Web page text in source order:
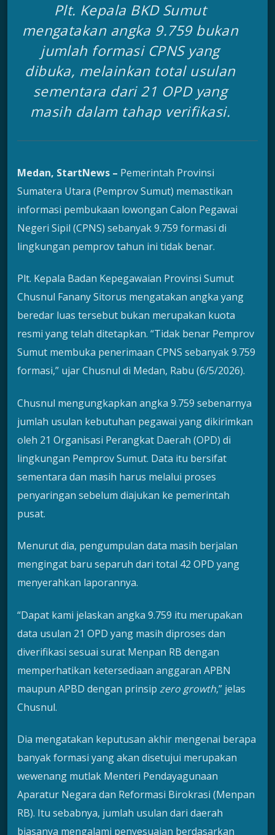
Plt. Kepala BKD Sumut
mengatakan angka 9.759 bukan
jumlah formasi CPNS yang
dibuka, melainkan total usulan
sementara dari 21 OPD yang
masih dalam tahap verifikasi.
Medan, StartNews – Pemerintah Provinsi
Sumatera Utara (Pemprov Sumut) memastikan
informasi pembukaan lowongan Calon Pegawai
Negeri Sipil (CPNS) sebanyak 9.759 formasi di
lingkungan pemprov tahun ini tidak benar.
Plt. Kepala Badan Kepegawaian Provinsi Sumut
Chusnul Fanany Sitorus mengatakan angka yang
beredar luas tersebut bukan merupakan kuota
resmi yang telah ditetapkan. “Tidak benar Pemprov
Sumut membuka penerimaan CPNS sebanyak 9.759
formasi,” ujar Chusnul di Medan, Rabu (6/5/2026).
Chusnul mengungkapkan angka 9.759 sebenarnya
jumlah usulan kebutuhan pegawai yang dikirimkan
oleh 21 Organisasi Perangkat Daerah (OPD) di
lingkungan Pemprov Sumut. Data itu bersifat
sementara dan masih harus melalui proses
penyaringan sebelum diajukan ke pemerintah
pusat.
Menurut dia, pengumpulan data masih berjalan
mengingat baru separuh dari total 42 OPD yang
menyerahkan laporannya.
“Dapat kami jelaskan angka 9.759 itu merupakan
data usulan 21 OPD yang masih diproses dan
diverifikasi sesuai surat Menpan RB dengan
memperhatikan ketersediaan anggaran APBN
maupun APBD dengan prinsip zero growth,” jelas
Chusnul.
Dia mengatakan keputusan akhir mengenai berapa
banyak formasi yang akan disetujui merupakan
wewenang mutlak Menteri Pendayagunaan
Aparatur Negara dan Reformasi Birokrasi (Menpan
RB). Itu sebabnya, jumlah usulan dari daerah
biasanya mengalami penyesuaian berdasarkan